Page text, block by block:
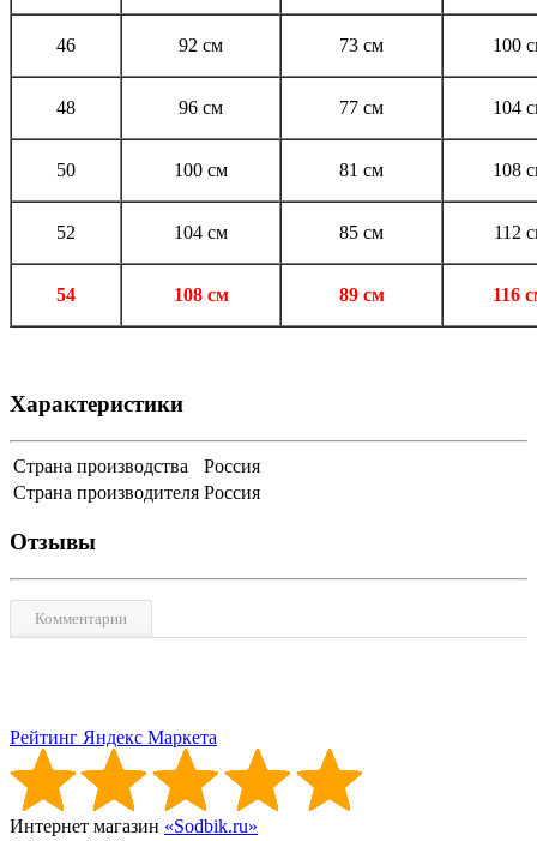
46 92 см 73 см 100
48 96 см 77 см 104
50 100 см 81 см 108
52 104 см 85 см 112
54 108 см 89 см 116
Характеристики
Страна производства
Россия
Страна производителя Россия
Отзывы
Комментарии
Рейтинг Яндекс Маркета
Интернет магазин «Sodbik.ru»